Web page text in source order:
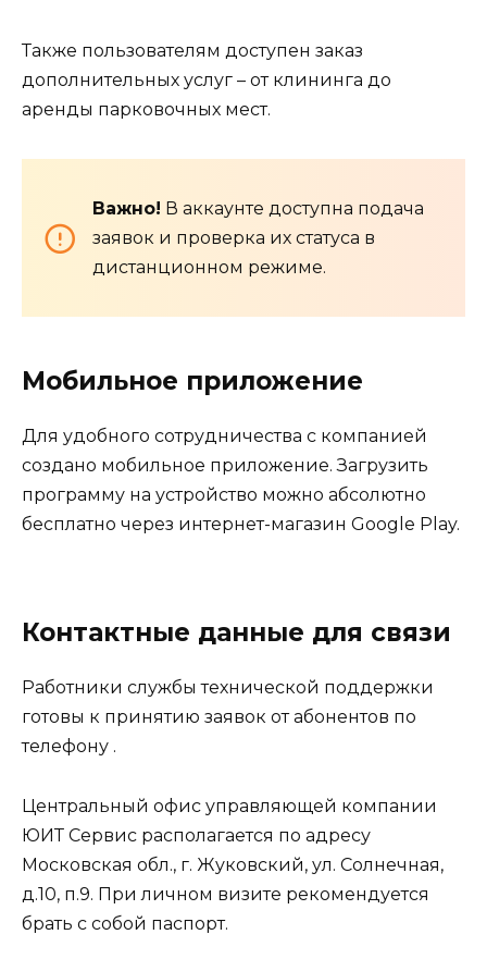
Также пользователям доступен заказ
дополнительных услуг – от клининга до
аренды парковочных мест.
Важно! В аккаунте доступна подача
заявок и проверка их статуса в
дистанционном режиме.
Мобильное приложение
Для удобного сотрудничества с компанией
создано мобильное приложение. Загрузить
программу на устройство можно абсолютно
бесплатно через интернет-магазин Google Play.
Контактные данные для связи
Работники службы технической поддержки
готовы к принятию заявок от абонентов по
телефону .
Центральный офис управляющей компании
ЮИТ Сервис располагается по адресу
Московская обл., г. Жуковский, ул. Солнечная,
д.10, п.9. При личном визите рекомендуется
брать с собой паспорт.